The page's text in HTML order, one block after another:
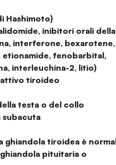
Hashimoto)
inibitori orali della
interferone, bexarotene,
fenobarbital,
interleuchina-2, litio)
tiroideo
testa o del collo
tiroidea è
pituitaria o